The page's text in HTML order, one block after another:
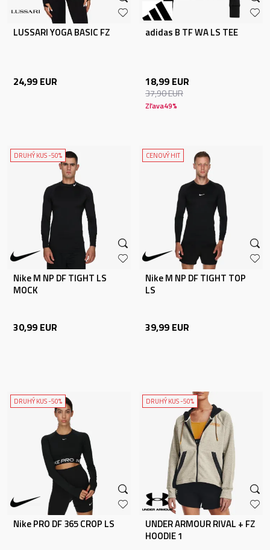
LUSSARI YOGA BASIC FZ
24,99 EUR
adidas B TF WA LS TEE
18,99 EUR
37,90EUR
Zľava49%
DRUHÝ KUS -50%
Nike M NP DF TIGHT LS
MOCK
30,99 EUR
CENOVÝ HIT
Nike M NP DF TIGHT TOP
LS
39,99 EUR
DRUHÝ KUS -50%
Nike PRO DF 365 CROP LS
DRUHÝ KUS -50%
UNDER ARMOUR RIVAL + FZ
HOODIE 1